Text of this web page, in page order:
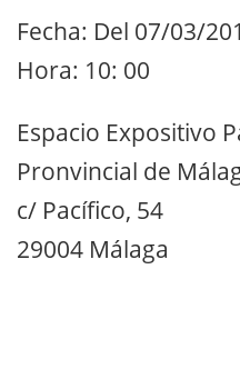
Fecha: Del 07/03/
Hora: 10: 00
Espacio Expositivo
Pronvincial de
c/ Pacífico, 54
29004 Málaga